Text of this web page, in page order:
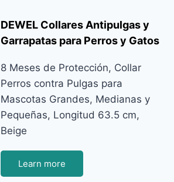
DEWEL Collares Antipulgas y
Garrapatas para Perros y Gatos
8 Meses de Protección, Collar
Perros contra Pulgas para
Mascotas Grandes, Medianas y
Pequeñas, Longitud 63.5 cm,
Beige
Learn more